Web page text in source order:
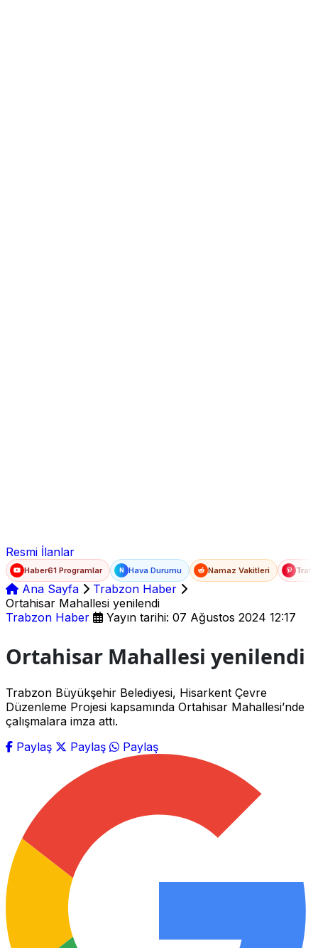
Resmi İlanlar
Haber61 Programlar N Hava Durumu Namaz Vakitleri
Ana Sayfa
Trabzon Haber
Ortahisar Mahallesi yenilendi
Trabzon Haber
Yayın tarihi: 07 Ağustos 2024 12:17
Ortahisar Mahallesi yenilendi
Trabzon Büyükşehir Belediyesi, Hisarkent Çevre
Düzenleme Projesi kapsamında Ortahisar Mahallesi’nde
çalışmalara imza attı.
Paylaş
Paylaş Paylaş